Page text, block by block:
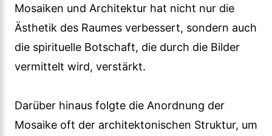
Mosaiken und Architektur hat nicht nur die
Ästhetik des Raumes verbessert, sondern auch
die spirituelle Botschaft, die durch die Bilder
vermittelt wird, verstärkt.
Darüber hinaus folgte die Anordnung der
Mosaike oft der architektonischen Struktur, um